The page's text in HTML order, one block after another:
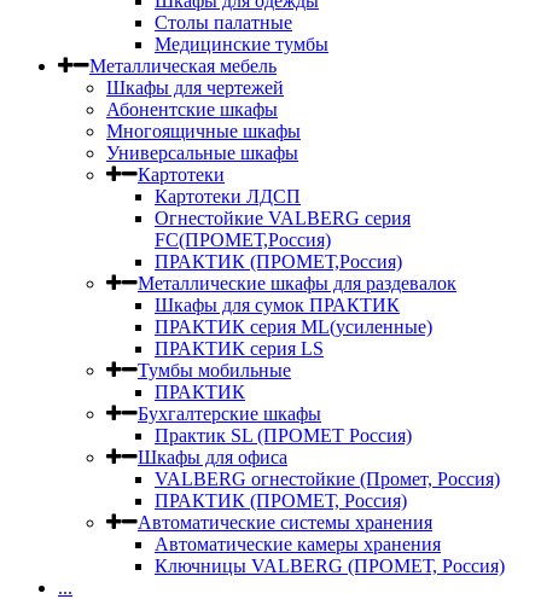
Столы палатные
Медицинские тумбы
Металлическая мебель
Шкафы для чертежей
Абонентские шкафы
Многоящичные шкафы
Универсальные шкафы
Картотеки
Картотеки ЛДСП
Огнестойкие VALBERG серия
FC(ПРОМЕТ,Россия)
ПРАКТИК (ПРОМЕТ,Россия)
Металлические шкафы для раздевалок
Шкафы для сумок ПРАКТИК
ПРАКТИК серия ML(усиленные)
ПРАКТИК серия LS
Тумбы мобильные
ПРАКТИК
Бухгалтерские шкафы
Практик SL (ПРОМЕТ Россия)
Шкафы для офиса
VALBERG огнестойкие (Промет, Россия)
ПРАКТИК (ПРОМЕТ, Россия)
Автоматические системы хранения
Автоматические камеры хранения
Ключницы VALBERG (ПРОМЕТ, Россия)
...